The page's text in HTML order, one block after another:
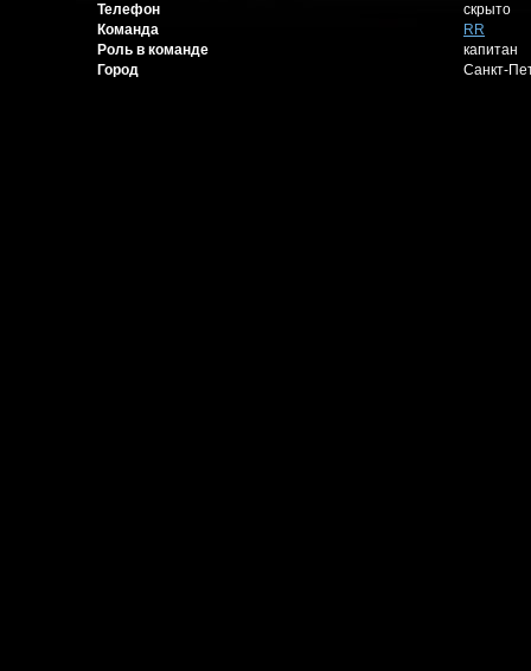
Телефон
скрыто
Команда
RR
Роль в команде
капитан
Город
Санкт-